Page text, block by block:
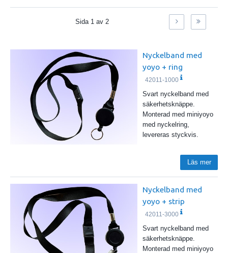
Sida 1 av 2
Nyckelband med
yoyo + ring
42011-1000
Svart nyckelband med
säkerhetsknäppe.
Monterad med miniyoyo
med nyckelring,
levereras styckvis.
Läs mer
Nyckelband med
yoyo + strip
42011-3000
Svart nyckelband med
säkerhetsknäppe.
Monterad med miniyoyo